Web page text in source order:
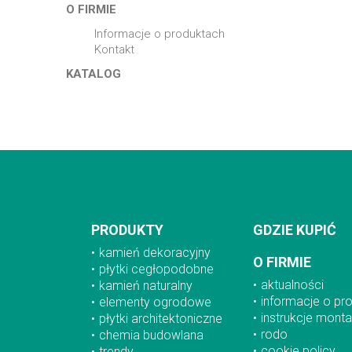
O FIRMIE
informacje o produktach
kontakt
KATALOG
PRODUKTY
kamień dekoracyjny
płytki cegłopodobne
kamień naturalny
elementy ogrodowe
płytki architektoniczne
chemia budowlana
GDZIE KUPIĆ
O FIRMIE
aktualności
informacje o
instrukcje
rodo